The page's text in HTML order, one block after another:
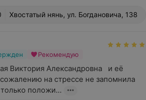
Хвостатый нянь, ул. Богдановича, 138
Рекомендую
Виктория Александровна   и её
на стрессе не запомнила
положи...